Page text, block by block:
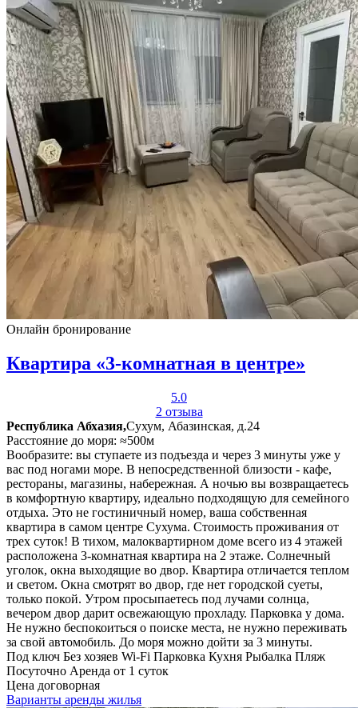
Онлайн бронирование
Квартира «3-комнатная в центре»
5.0
2 отзыва
Республика Абхазия,Сухум, Абазинская, д.24
Расстояние до моря: ≈500м
Вообразите: вы ступаете из подъезда и через 3 минуты уже у
вас под ногами море. В непосредственной близости - кафе,
рестораны, магазины, набережная. А ночью вы возвращаетесь
в комфортную квартиру, идеально подходящую для семейного
отдыха. Это не гостиничный номер, ваша собственная
квартира в самом центре Сухума. Стоимость проживания от
трех суток! В тихом, малоквартирном доме всего из 4 этажей
расположена 3-комнатная квартира на 2 этаже. Солнечный
уголок, окна выходящие во двор. Квартира отличается теплом
и светом. Окна смотрят во двор, где нет городской суеты,
только покой. Утром просыпаетесь под лучами солнца,
вечером двор дарит освежающую прохладу. Парковка у дома.
Не нужно беспокоиться о поиске места, не нужно переживать
за свой автомобиль. До моря можно дойти за 3 минуты.
Под ключ Без хозяев Wi-Fi Парковка Кухня Рыбалка Пляж
Посуточно Аренда от 1 суток
Цена договорная
Варианты аренды жилья